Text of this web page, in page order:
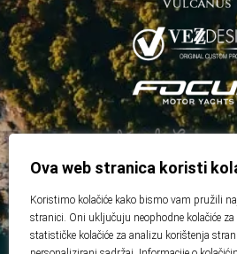
Ova web stranica koristi
Koristimo kolačiće kako bismo vam pružili
stranici. Oni uključuju neophodne kolačiće
statističke kolačiće za analizu korištenja